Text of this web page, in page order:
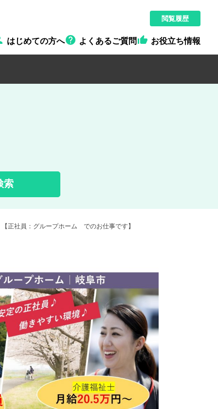
閲覧履歴
はじめての方へ よくあるご質問  お役立ち情報
索
正社員：グループホーム でのお仕事です】